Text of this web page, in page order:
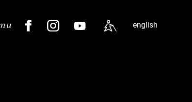
english